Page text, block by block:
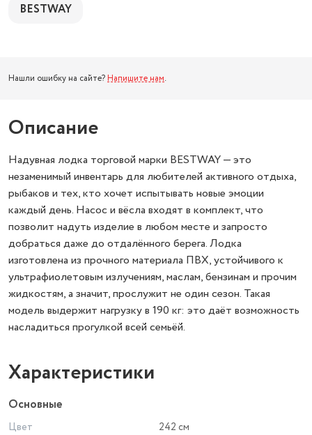
BESTWAY
Нашли ошибку на сайте? Напишите нам.
Описание
Надувная лодка торговой марки BESTWAY — это
незаменимый инвентарь для любителей активного отдыха,
рыбаков и тех, кто хочет испытывать новые эмоции
каждый день. Насос и вёсла входят в комплект, что
позволит надуть изделие в любом месте и запросто
добраться даже до отдалённого берега. Лодка
изготовлена из прочного материала ПВХ, устойчивого к
ультрафиолетовым излучениям, маслам, бензинам и прочим
жидкостям, а значит, прослужит не один сезон. Такая
модель выдержит нагрузку в 190 кг: это даёт возможность
насладиться прогулкой всей семьёй.
Характеристики
Основные
Цвет
242 см